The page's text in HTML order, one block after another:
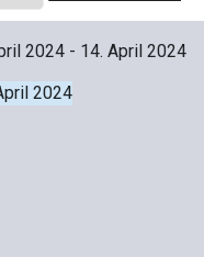
2024 - 14. April 2024
2024